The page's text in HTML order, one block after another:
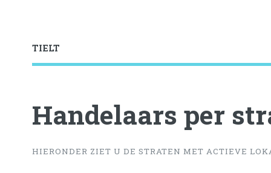
TIELT
Handelaars per
HIERONDER ZIET U DE STRATEN MET ACTIEVE